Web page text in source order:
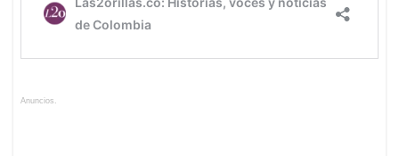
Anuncios.